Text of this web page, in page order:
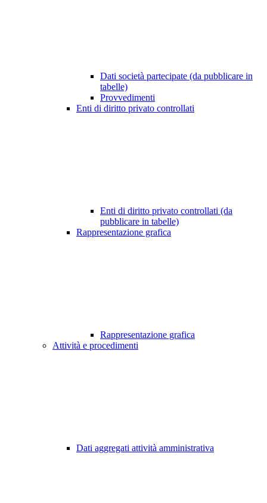
Dati società partecipate (da pubblicare in
tabelle)
Provvedimenti
Enti di diritto privato controllati
Enti di diritto privato controllati (da
pubblicare in tabelle)
Rappresentazione grafica
Rappresentazione grafica
Attività e procedimenti
Dati aggregati attività amministrativa